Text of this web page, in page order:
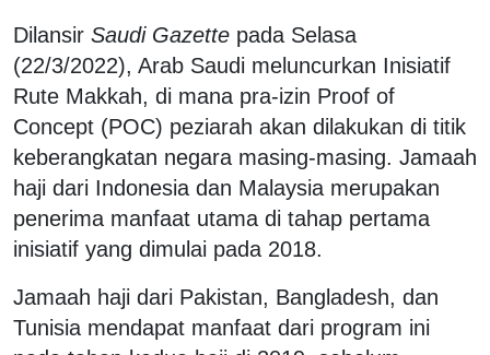
Dilansir Saudi Gazette pada Selasa
(22/3/2022), Arab Saudi meluncurkan Inisiatif
Rute Makkah, di mana pra-izin Proof of
Concept (POC) peziarah akan dilakukan di titik
keberangkatan negara masing-masing. Jamaah
haji dari Indonesia dan Malaysia merupakan
penerima manfaat utama di tahap pertama
inisiatif yang dimulai pada 2018.
Jamaah haji dari Pakistan, Bangladesh, dan
Tunisia mendapat manfaat dari program ini